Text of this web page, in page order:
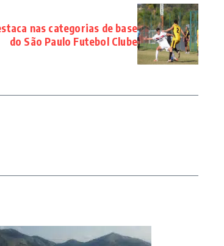
nas categorias de base
do São Paulo Futebol Clube